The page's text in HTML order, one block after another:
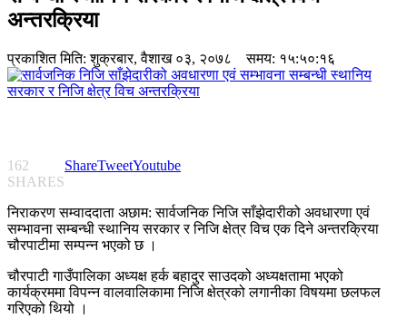
अन्तरक्रिया
प्रकाशित मिति:शुक्रबार, वैशाख ०३, २०७८ समय: १५:५०:१६
162
SHARES
ShareTweetYoutube
निराकरण सम्वाददाता अछाम: सार्वजनिक निजि साँझेदारीको अवधारणा एवं
सम्भावना सम्बन्धी स्थानिय सरकार र निजि क्षेत्र विच एक दिने अन्तरक्रिया
चौरपाटीमा सम्पन्न भएको छ ।
चौरपाटी गाउँपालिका अध्यक्ष हर्क बहादुर साउदको अध्यक्षतामा भएको
कार्यक्रममा विपन्न वालवालिकामा निजि क्षेत्रको लगानीका विषयमा छलफल
गरिएको थियो ।